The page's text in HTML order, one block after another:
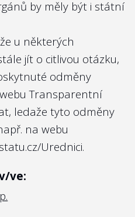
by měly být i státní
u některých
jít o citlivou otázku,
odměny
Transparentní
ledaže tyto odměny
na webu
Urednici.
ve: